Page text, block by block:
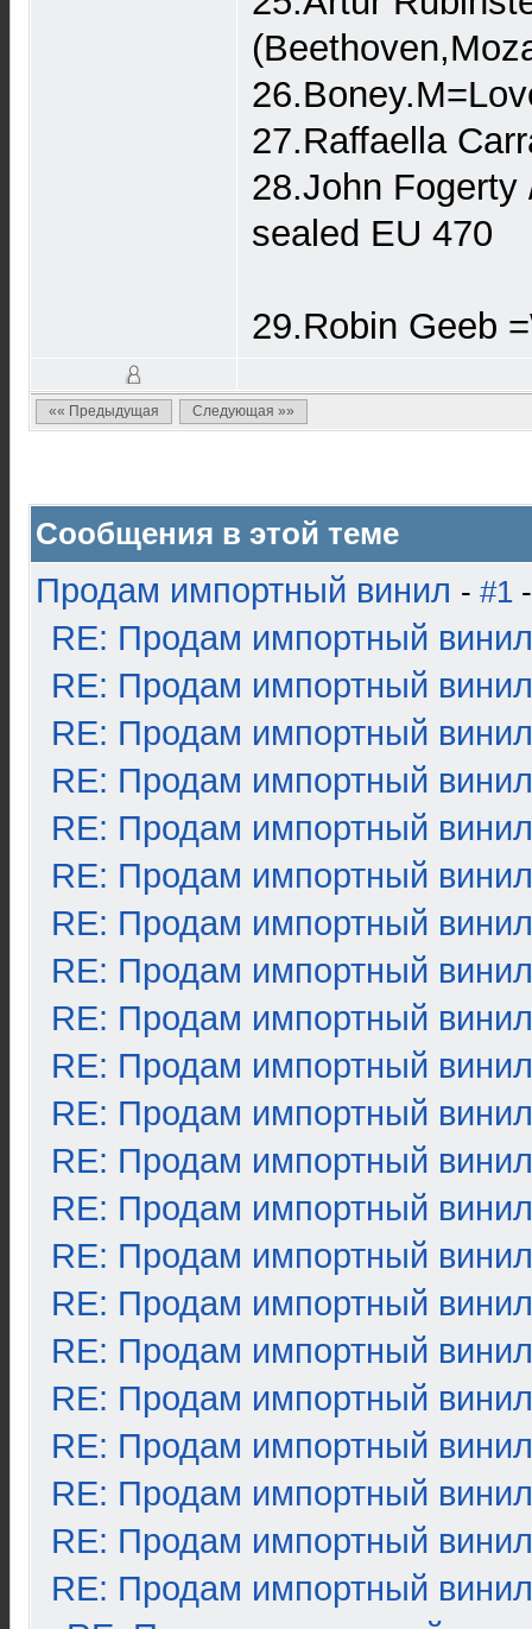
27.Raffaella
28.John Fogerty
sealed EU 470
29.Robin Geeb
«« Предыдущая Следующая »»
Сообщения в этой теме
Продам импортный винил - #1
RE: Продам импортный винил
RE: Продам импортный винил
RE: Продам импортный винил
RE: Продам импортный винил
RE: Продам импортный винил
RE: Продам импортный винил
RE: Продам импортный винил
RE: Продам импортный винил
RE: Продам импортный винил
RE: Продам импортный винил
RE: Продам импортный винил
RE: Продам импортный винил
RE: Продам импортный винил
RE: Продам импортный винил
RE: Продам импортный винил
RE: Продам импортный винил
RE: Продам импортный винил
RE: Продам импортный винил
RE: Продам импортный винил
RE: Продам импортный винил
RE: Продам импортный винил